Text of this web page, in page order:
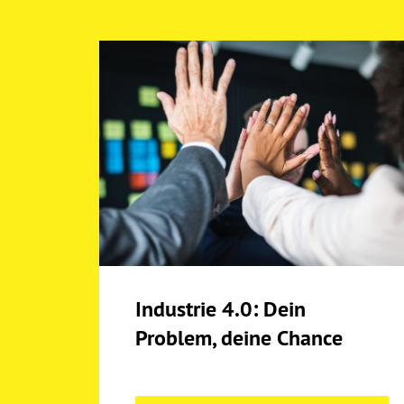
Industrie 4.0: Dein
Problem, deine Chance